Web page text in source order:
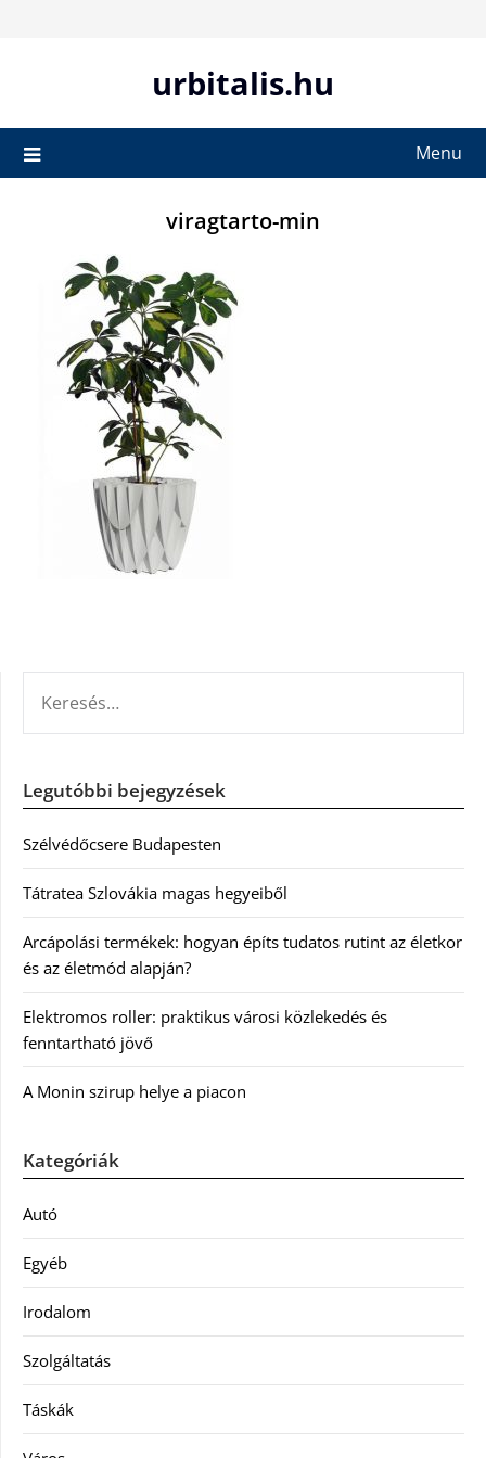
urbitalis.hu
Menu
viragtarto-min
Legutóbbi bejegyzések
Szélvédőcsere Budapesten
Tátratea Szlovákia magas hegyeiből
Arcápolási termékek: hogyan építs tudatos rutint az életkor
és az életmód alapján?
Elektromos roller: praktikus városi közlekedés és
fenntartható jövő
A Monin szirup helye a piacon
Kategóriák
Autó
Egyéb
Irodalom
Szolgáltatás
Táskák